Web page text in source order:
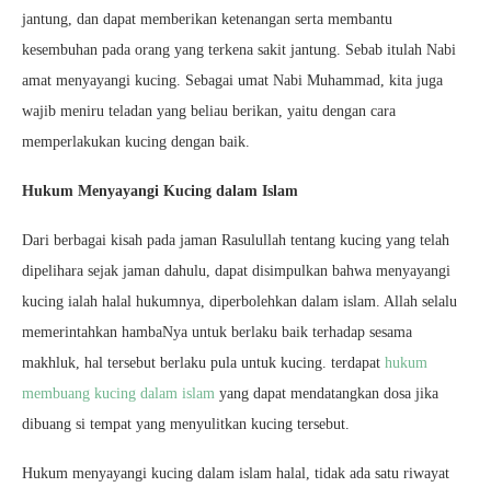
jantung, dan dapat memberikan ketenangan serta membantu
kesembuhan pada orang yang terkena sakit jantung. Sebab itulah Nabi
amat menyayangi kucing. Sebagai umat Nabi Muhammad, kita juga
wajib meniru teladan yang beliau berikan, yaitu dengan cara
memperlakukan kucing dengan baik.
Hukum Menyayangi Kucing dalam Islam
Dari berbagai kisah pada jaman Rasulullah tentang kucing yang telah
dipelihara sejak jaman dahulu, dapat disimpulkan bahwa menyayangi
kucing ialah halal hukumnya, diperbolehkan dalam islam. Allah selalu
memerintahkan hambaNya untuk berlaku baik terhadap sesama
makhluk, hal tersebut berlaku pula untuk kucing. terdapat hukum
membuang kucing dalam islam yang dapat mendatangkan dosa jika
dibuang si tempat yang menyulitkan kucing tersebut.
Hukum menyayangi kucing dalam islam halal, tidak ada satu riwayat